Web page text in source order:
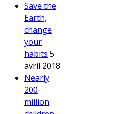
Save the
Earth,
change
your
habits 5
avril 2018
Nearly
200
million